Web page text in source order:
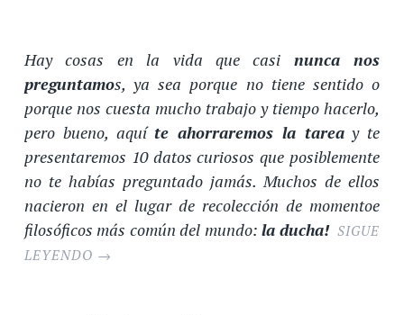
Hay cosas en la vida que casi nunca nos
preguntamos, ya sea porque no tiene sentido o
porque nos cuesta mucho trabajo y tiempo hacerlo,
pero bueno, aquíte ahorraremos la tareay te
presentaremos 10 datos curiosos que posiblemente
no te habías preguntado jamás. Muchos de ellos
nacieron en el lugar de recolección de momentoe
filosóficos más común del mundo: la ducha! SIGUE
LEYENDO →